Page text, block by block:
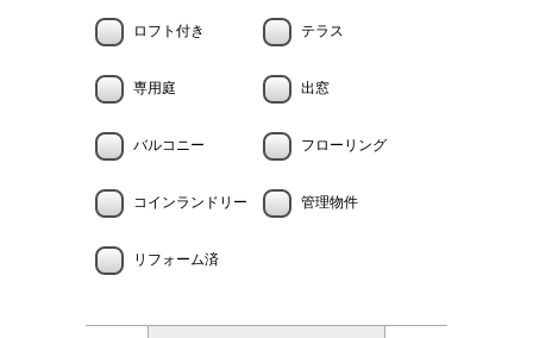
ロフト付き テラス
専用庭 出窓
バルコニー フローリング
コインランドリー 管理物件
リフォーム済